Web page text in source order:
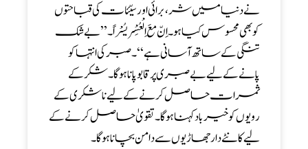
نے دنیا میں شر ، برائی اورسیّئات کی قباحتوں
کو بھی محسوس کیا ہو۔ اِنّ مَعَ الْعُسِْر یُسْراً۔’’ بے شک
تنگی کے ساتھ آسانی ہے ‘‘۔صبر کی انتہا کو
پانے کے لیے بے صبری پر قابوپانا ہوگا ۔ شکر کے
ثمرات حاصل کرنے کے لیے نا شکری کے
رویوں کو خیر باد کہنا ہوگا ۔ تقویٰ حاصل کرنے کے
لیے کانٹے دار جھاڑیوں سے دامن بچانا ہوگا ۔